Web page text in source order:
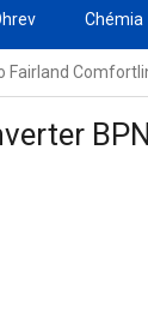
Chémia
Fairland